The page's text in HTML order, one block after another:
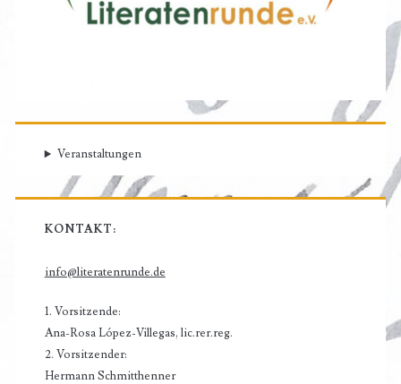
Veranstaltungen
KONTAKT:
info@literatenrunde.de
1. Vorsitzende:
Ana-Rosa López-Villegas, lic.rer.reg.
2. Vorsitzender:
Hermann Schmitthenner